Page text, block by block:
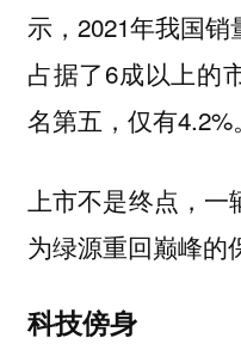
示，2021年我国
占据了6成以上的
名第五，仅有4.2%。
上市不是终点，
为绿源重回巅峰的
科技傍身